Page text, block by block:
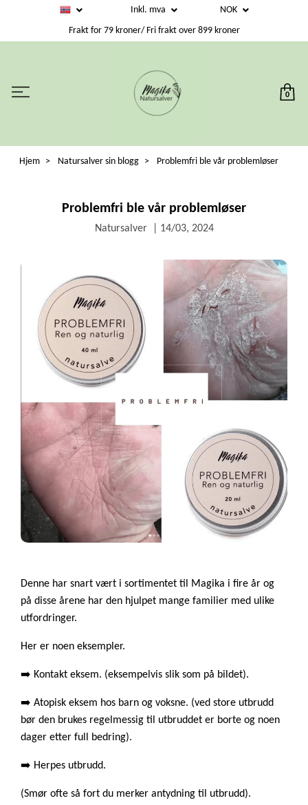
Inkl. mva
NOK
Frakt for 79 kroner/ Fri frakt over 899 kroner
0
Hjem Natursalver sin blogg Problemfri ble vår problemløser
Problemfri ble vår problemløser
Natursalver 14/03, 2024
Denne har snart vært i sortimentet til Magika i fire år og
på disse årene har den hjulpet mange familier med ulike
utfordringer.
Her er noen eksempler.
➡️ Kontakt eksem. (eksempelvis slik som på bildet).
➡️ Atopisk eksem hos barn og voksne. (ved store utbrudd
bør den brukes regelmessig til utbruddet er borte og noen
dager etter full bedring).
➡️ Herpes utbrudd.
(Smør ofte så fort du merker antydning til utbrudd).